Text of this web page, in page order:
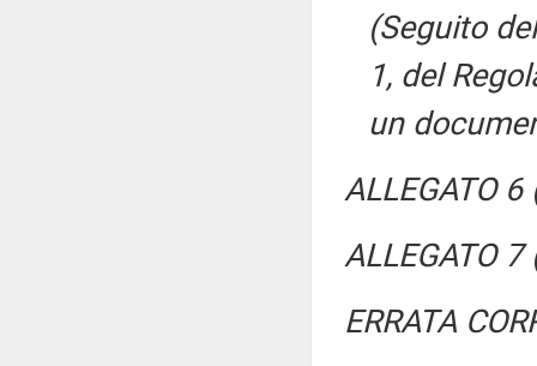
(Seguito
1, del
un
ALLEGATO
ALLEGATO
ERRATA